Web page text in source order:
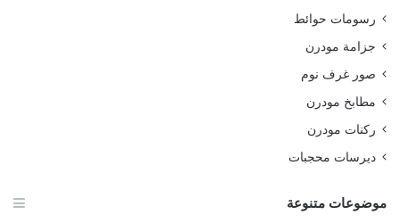
رسومات حوائط
جزامة مودرن
صور غرف نوم
مطابخ مودرن
ركنات مودرن
ديرسات محجبات
موضوعات متنوعة